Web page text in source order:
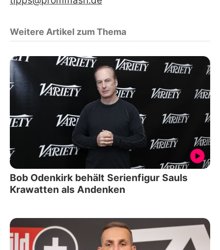
Weitere Artikel zum Thema
Bob Odenkirk behält Serienfigur Sauls
Krawatten als Andenken